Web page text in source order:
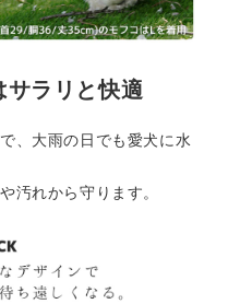
サラリと快適
、大雨の日でも愛犬に水
汚れから守ります。